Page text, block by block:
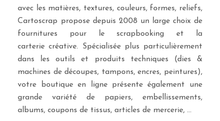
avec les matières, textures, couleurs, formes, reliefs,
Cartoscrap propose depuis 2008 un large choix de
fournitures pour le scrapbooking et la
carterie créative. Spécialisée plus particulièrement
dans les outils et produits techniques (dies &
machines de découpes, tampons, encres, peintures),
votre boutique en ligne présente également une
grande variété de papiers, embellissements,
albums, coupons de tissus, articles de mercerie, …